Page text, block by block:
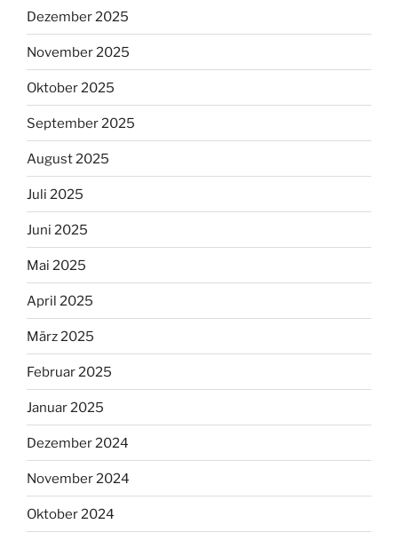
Dezember 2025
November 2025
Oktober 2025
September 2025
August 2025
Juli 2025
Juni 2025
Mai 2025
April 2025
März 2025
Februar 2025
Januar 2025
Dezember 2024
November 2024
Oktober 2024